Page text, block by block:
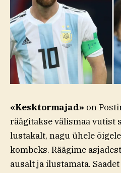
«Kesktormajad» on
räägitakse välismaa vutist
lustakalt, nagu ühele
kombeks. Räägime
ausalt ja ilustamata.